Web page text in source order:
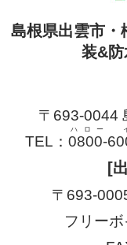
島根県出雲市・
TEL： 0800-
ハロー
[
〒693-
フリーボ